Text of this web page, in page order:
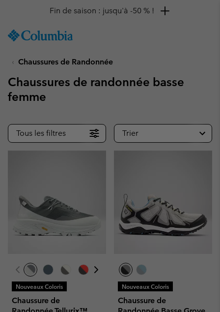
TO
SKIP
MAIN
SEARCH
Remise de 10 % à saisir
Chaussures de Randonnée
Chaussures de randonnée basse
femme
Tous les filtres Trier
Nouveaux Coloris
Chaussure de
Nouveaux Coloris
Chaussure de